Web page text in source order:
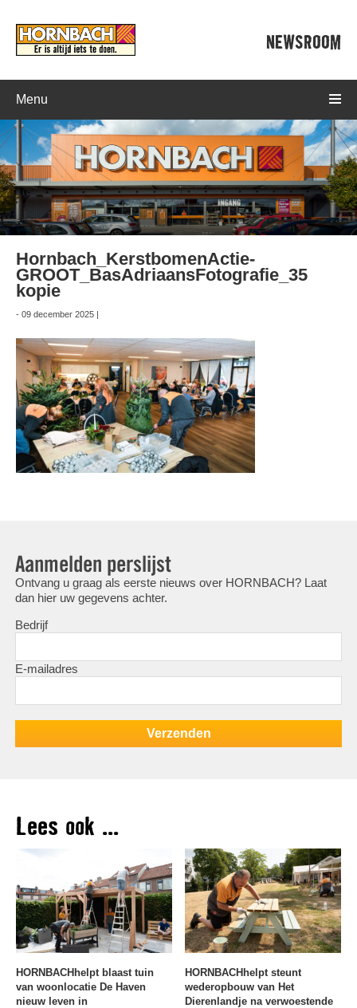
NEWSROOM
Menu
Hornbach_KerstbomenActie-
GROOT_BasAdriaansFotografie_35
kopie
- 09 december 2025 |
Aanmelden perslijst
Ontvang u graag als eerste nieuws over HORNBACH? Laat
dan hier uw gegevens achter.
Bedrijf
E-mailadres
Lees ook ...
HORNBACHhelpt blaast tuin
van woonlocatie De Haven
nieuw leven in
HORNBACHhelpt steunt
wederopbouw van Het
Dierenlandje na verwoestende